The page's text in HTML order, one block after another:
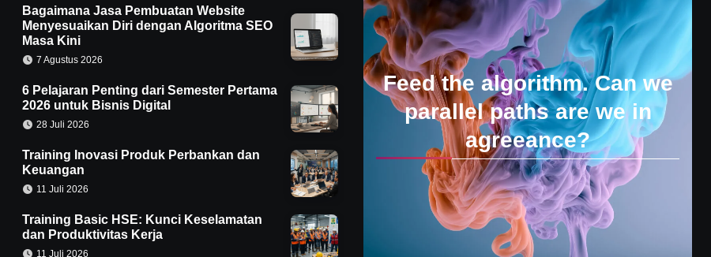
Bagaimana Jasa Pembuatan Website
Menyesuaikan Diri dengan Algoritma SEO
Masa Kini
7 Agustus 2026
6 Pelajaran Penting dari Semester Pertama
2026 untuk Bisnis Digital
28 Juli 2026
Training Inovasi Produk Perbankan dan
Keuangan
11 Juli 2026
Training Basic HSE: Kunci Keselamatan
dan Produktivitas Kerja
11 Juli 2026
Feed the algorithm. Can we
parallel paths are we in
agreeance?